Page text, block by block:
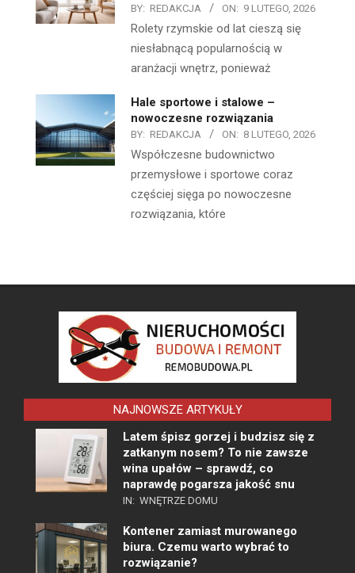
BY: REDAKCJA ON: 9 LUTEGO, 2026
Rolety rzymskie od lat cieszą się
niesłabnącą popularnością w
aranżacji wnętrz, ponieważ
Hale sportowe i stalowe –
nowoczesne rozwiązania
BY: REDAKCJA ON: 8 LUTEGO, 2026
Współczesne budownictwo
przemysłowe i sportowe coraz
częściej sięga po nowoczesne
rozwiązania, które
NAJNOWSZE ARTYKUŁY
Latem śpisz gorzej i budzisz się z
zatkanym nosem? To nie zawsze
wina upałów – sprawdź, co
naprawdę pogarsza jakość snu
IN: WNĘTRZE DOMU
Kontener zamiast murowanego
biura. Czemu warto wybrać to
rozwiązanie?